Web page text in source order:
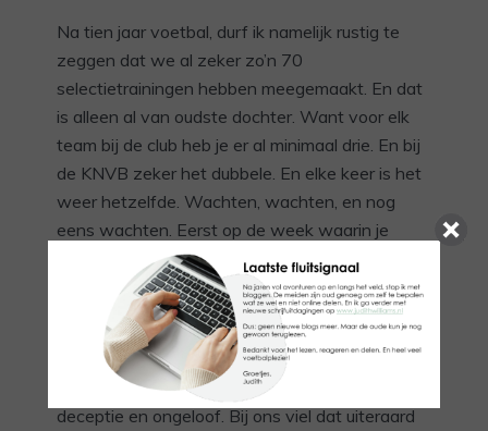
Na tien jaar voetbal, durf ik namelijk rustig te
zeggen dat we al zeker zo’n 70
selectietrainingen hebben meegemaakt. En dat
is alleen al van oudste dochter. Want voor elk
team bij de club heb je er al minimaal drie. En bij
de KNVB zeker het dubbele. En elke keer is het
weer hetzelfde. Wachten, wachten, en nog
eens wachten. Eerst op de week waarin je
bericht krijgt. Om dan, meestal aan het eind van
die week, pas iets te horen.
Ook nu kwam het bericht op vrijdag. En zoals
dat gaat op dit soort momenten, liepen ook nu
de emoties uiteen van dolgelukkig tot totale
deceptie en ongeloof. Bij ons viel dat uiteraard